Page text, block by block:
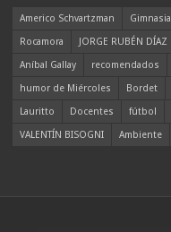
Americo Schvartzman Gimnasia
Rocamora
JORGE RUBÉN DÍAZ
Aníbal Gallay
recomendados
humor de Miércoles
Bordet
Lauritto
Docentes fútbol
VALENTÍN BISOGNI
Ambiente